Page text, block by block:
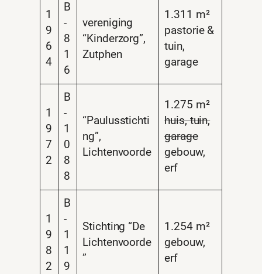
1
9
6
4
B
-
8
1
6
vereniging
“Kinderzorg”,
Zutphen
1.311 m²
pastorie &
tuin,
garage
1
9
7
2
B
-
1
0
8
8
“Paulusstichti
ng”,
Lichtenvoorde
1.275 m²
huis, tuin,
garage
gebouw,
erf
1
9
8
2
B
-
1
1
9
Stichting “De
Lichtenvoorde
”
1.254 m²
gebouw,
erf